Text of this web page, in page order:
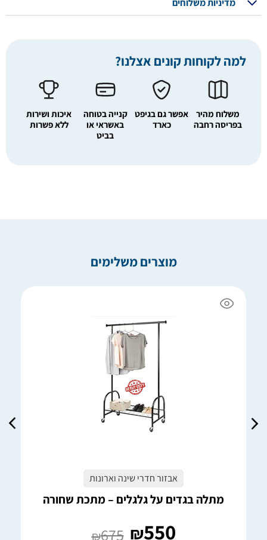
מדיניות משלוחים
למה לקוחות קונים אצלנו?
משלוח מהיר
בפריסה רחבה
אפשר גם בגיפט
כארד
קנייה בטוחה
באשראי או
בביט
איכות ושירות
ללא פשרות
מוצרים משלימים
אבזור חדרי שינה וארונות
מתלה בגדים על גלגלים – מתכת שחורה
₪550
₪675